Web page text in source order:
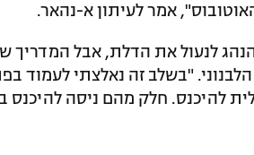
אמר לעיתון א-נהאר.
לנעול את הדלת, אבל
"בשלב זה נאלצתי לעמוד
להיכנס. חלק מהם ניסה להיכנס